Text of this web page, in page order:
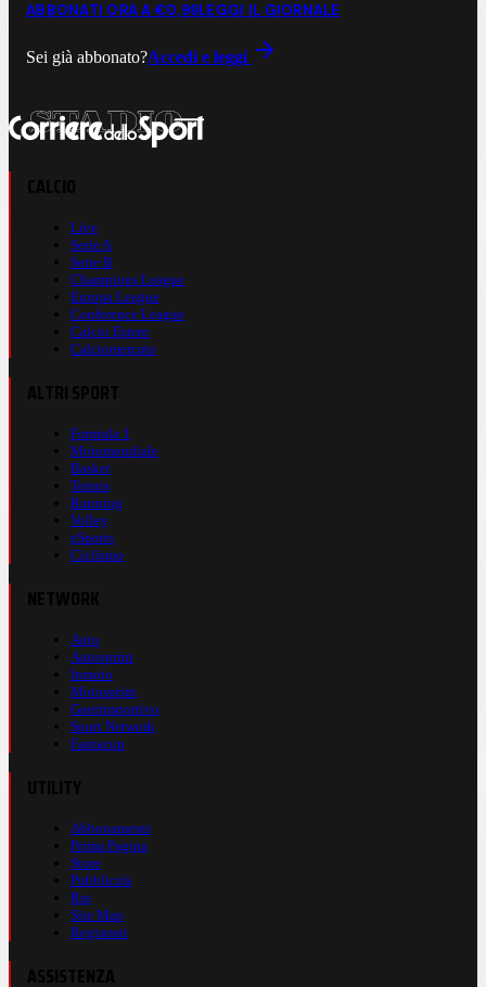
ABBONATI ORA A €0,99LEGGI IL GIORNALE
Sei già abbonato?Accedi e leggi
Live
Serie A
Serie B
Champions League
Europa League
Conference League
Calcio Estero
Calciomercato
Formula 1
Motomondiale
Basket
Tennis
Running
Volley
eSports
Ciclismo
Auto
Autosprint
Inmoto
Motosprint
Guerinsportivo
Sport Network
Fantacup
Abbonamenti
Prima Pagina
Store
Pubblicità
Rss
Site Map
Registrati